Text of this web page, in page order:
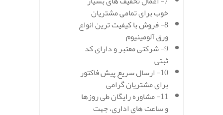
خوب برای تمامی مشتریان
8- فروش با کیفیت ترین انواع
ورق آلومینیوم
9- شرکتی معتبر و دارای کد
ثبتی
10- ارسال سریع پیش فاکتور
برای مشتریان گرامی
11- مشاوره رایگان طی روزها
و ساعت های اداری، جهت